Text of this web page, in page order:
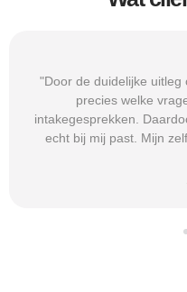
"Door de duidelijke uitleg
precies welke
intakegesprekken.
echt bij mij past. Mijn